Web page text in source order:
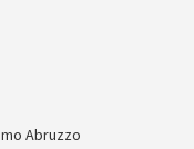
Abruzzo